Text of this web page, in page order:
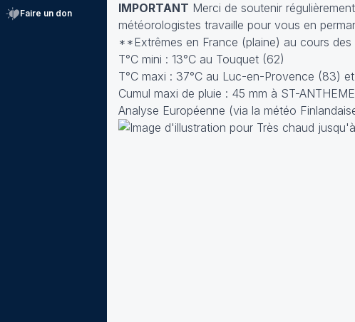
Faire un don
IMPORTANT Merci de soutenir
météorologistes travaille pour vous en
**Extrêmes en France (plaine) au cours des
T°C mini : 13°C au Touquet (62)
T°C maxi : 37°C au Luc-en-Provence (83) et
Cumul maxi de pluie : 45 mm à ST-
Analyse Européenne (via la météo